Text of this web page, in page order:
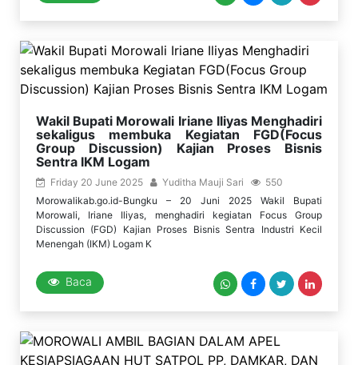
Wakil Bupati Morowali Iriane Iliyas Menghadiri
sekaligus membuka Kegiatan FGD(Focus
Group Discussion) Kajian Proses Bisnis
Sentra IKM Logam
Friday 20 June 2025 Yuditha Mauji Sari
550
Morowalikab.go.id-Bungku – 20 Juni 2025 Wakil Bupati
Morowali, Iriane Iliyas, menghadiri kegiatan Focus Group
Discussion (FGD) Kajian Proses Bisnis Sentra Industri Kecil
Menengah (IKM) Logam K
Baca